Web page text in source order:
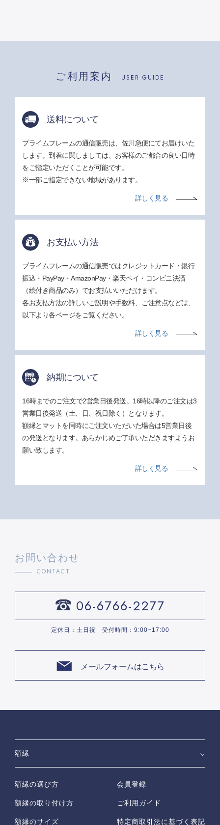
ご利用案内 USER GUIDE
送料について
プライムフレームの通信販売は、佐川急便にてお届けいた
します。到着に関しましては、お客様のご都合の良い日時
をご指定いただくことが可能です。
※一部ご指定できない地域があります。
詳しく見る
お支払い方法
プライムフレームの通信販売ではクレジットカード・銀行
振込・PayPay・AmazonPay・楽天ペイ・コンビニ決済
（絵付き商品のみ）でお支払いいただけます。
各お支払方法の詳しいご説明や手数料、ご注意点などは、
以下より各ページをご覧ください。
詳しく見る
納期について
16時までのご注文で2営業日後発送。16時以降のご注文は3
営業日後発送（土、日、祝日除く）となります。
額縁とマットを同時にご注文いただいた場合は5営業日後
の発送となります。あらかじめご了承いただきますようお
願い致します。
詳しく見る
お問い合わせ
CONTACT
06-6766-2277
定休日：土日祝 受付時間：9:00~17:00
メールフォームはこちら
額縁
額縁の選び方
額縁の取り付け方
額縁のサイズ
会員登録
ご利用ガイド
特定商取引法に基づく表記